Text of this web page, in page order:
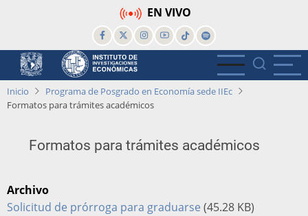
principal
EN VIVO
Inicio
Programa de Posgrado en Economía sede IIEc
Formatos para trámites académicos
Formatos para trámites académicos
Archivo
Solicitud de prórroga para graduarse (45.28 KB)